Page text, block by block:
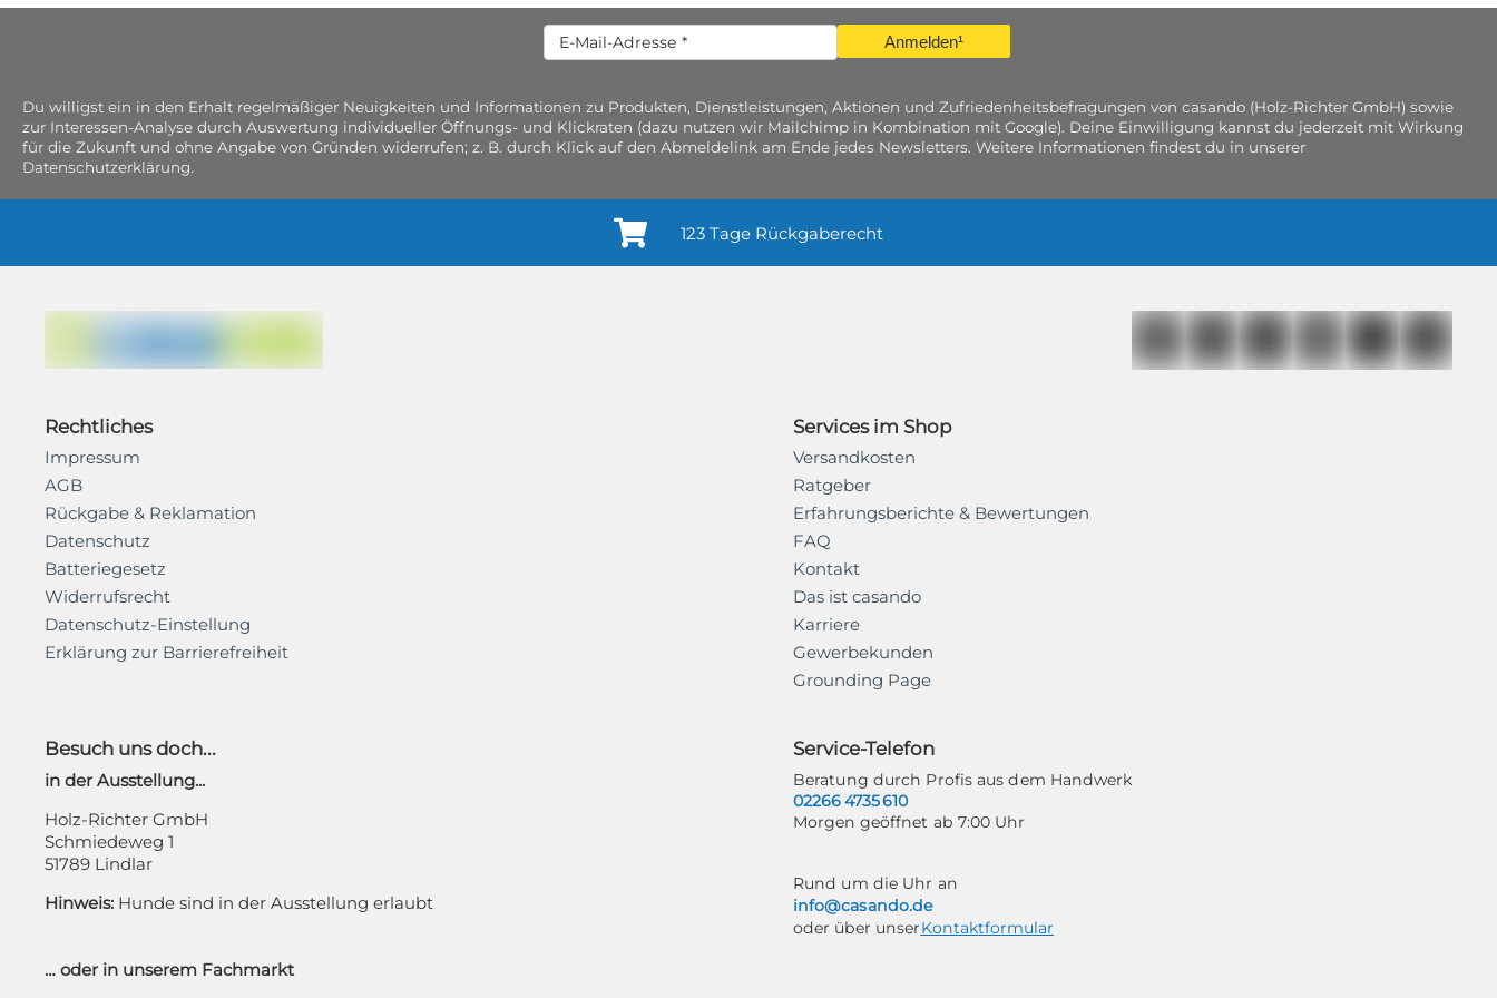
Anmelden¹
Du willigst ein in den Erhalt regelmäßiger Neuigkeiten und Informationen zu Produkten, Dienstleistungen, Aktionen und Zufriedenheitsbefragungen von casando (Holz-Richter GmbH) sowie
zur Interessen-Analyse durch Auswertung individueller Öffnungs- und Klickraten (dazu nutzen wir Mailchimp in Kombination mit Google). Deine Einwilligung kannst du jederzeit mit Wirkung
für die Zukunft und ohne Angabe von Gründen widerrufen; z. B. durch Klick auf den Abmeldelink am Ende jedes Newsletters. Weitere Informationen findest du in unserer
Datenschutzerklärung.
123 Tage Rückgaberecht
Rechtliches
Impressum
AGB
Rückgabe & Reklamation
Datenschutz
Batteriegesetz
Widerrufsrecht
Datenschutz-Einstellung
Erklärung zur Barrierefreiheit
Services im Shop
Versandkosten
Ratgeber
Erfahrungsberichte & Bewertungen
FAQ
Kontakt
Das ist casando
Karriere
Gewerbekunden
Grounding Page
Besuch uns doch...
in der Ausstellung...
Holz-Richter GmbH
Schmiedeweg 1
51789 Lindlar
Hinweis: Hunde sind in der Ausstellung erlaubt
… oder in unserem Fachmarkt
Service-Telefon
Beratung durch Profis aus dem Handwerk
02266 4735 610
Morgen geöffnet ab 7:00 Uhr
Rund um die Uhr an
info@casando.de
oder über unserKontaktformular